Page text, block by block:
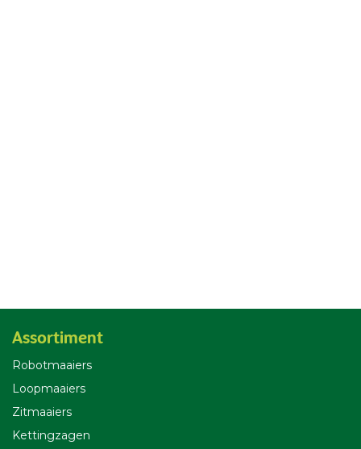
Assortiment
Robotmaaiers
Loopmaaiers
Zitmaaiers
Kettingzagen